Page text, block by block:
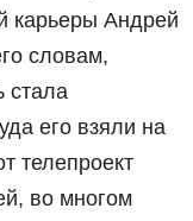
карьеры Андрей
словам,
стала
его взяли на
телепроект
во многом